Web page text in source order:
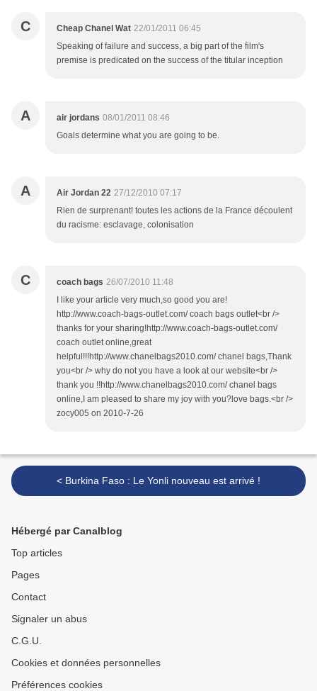
C Cheap Chanel Wat 22/01/2011 06:45
Speaking of failure and success, a big part of the film's
premise is predicated on the success of the titular inception
A air jordans 08/01/2011 08:46
Goals determine what you are going to be.
A Air Jordan 22 27/12/2010 07:17
Rien de surprenant! toutes les actions de la France découlent
du racisme: esclavage, colonisation
C coach bags 26/07/2010 11:48
I like your article very much,so good you are!
http://www.coach-bags-outlet.com/ coach bags outlet<br />
thanks for your sharing!http://www.coach-bags-outlet.com/
coach outlet online,great
helpful!!!http://www.chanelbags2010.com/ chanel bags,Thank
you<br /> why do not you have a look at our website<br />
thank you !!http://www.chanelbags2010.com/ chanel bags
online,I am pleased to share my joy with you?love bags.<br />
zocy005 on 2010-7-26
< Burkina Faso : Le Yonli nouveau est arrivé !
Hébergé par Canalblog
Top articles
Pages
Contact
Signaler un abus
C.G.U.
Cookies et données personnelles
Préférences cookies